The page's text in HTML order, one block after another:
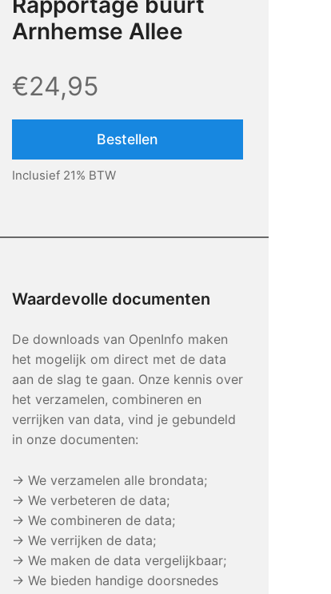
Arnhemse Allee
€24,95
Bestellen
Inclusief 21% BTW
Waardevolle documenten
De downloads van OpenInfo maken
het mogelijk om direct met de data
aan de slag te gaan. Onze kennis over
het verzamelen, combineren en
verrijken van data, vind je gebundeld
in onze documenten:
→ We verzamelen alle brondata;
→ We verbeteren de data;
→ We combineren de data;
→ We verrijken de data;
→ We maken de data vergelijkbaar;
→ We bieden handige doorsnedes